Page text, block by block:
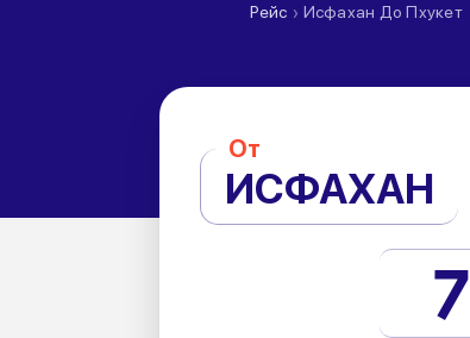
Рейс › Исфахан До Пхукет
От
ИСФАХАН
7